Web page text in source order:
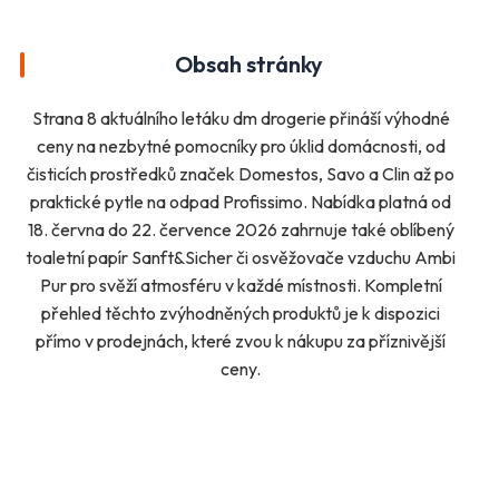
Obsah stránky
Strana 8 aktuálního letáku dm drogerie přináší výhodné
ceny na nezbytné pomocníky pro úklid domácnosti, od
čisticích prostředků značek Domestos, Savo a Clin až po
praktické pytle na odpad Profissimo. Nabídka platná od
18. června do 22. července 2026 zahrnuje také oblíbený
toaletní papír Sanft&Sicher či osvěžovače vzduchu Ambi
Pur pro svěží atmosféru v každé místnosti. Kompletní
přehled těchto zvýhodněných produktů je k dispozici
přímo v prodejnách, které zvou k nákupu za příznivější
ceny.
Obuv
Lékárny
Auto moto
Ostatní supermarkety
Přihlásit k odběru